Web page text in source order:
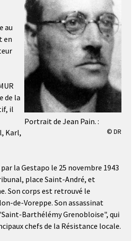
Portrait de Jean Pain. :
© DR
au
en
de la
il
Karl,
la Gestapo le 25 novembre 1943
place Saint-André, et
Son corps est retrouvé le
de-Voreppe. Son assassinat
Barthélémy Grenobloise", qui
chefs de la Résistance locale.